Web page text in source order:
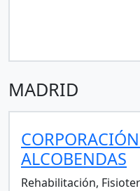
MADRID
ALCOBENDAS
Rehabilitación,